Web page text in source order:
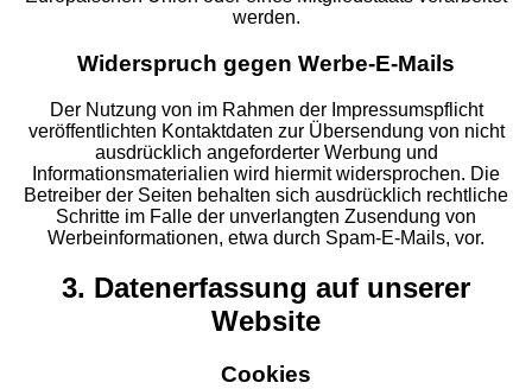
werden.
Widerspruch gegen Werbe-E-Mails
Der Nutzung von im Rahmen der Impressumspflicht
veröffentlichten Kontaktdaten zur Übersendung von nicht
ausdrücklich angeforderter Werbung und
Informationsmaterialien wird hiermit widersprochen. Die
Betreiber der Seiten behalten sich ausdrücklich rechtliche
Schritte im Falle der unverlangten Zusendung von
Werbeinformationen, etwa durch Spam-E-Mails, vor.
3. Datenerfassung auf unserer
Website
Cookies